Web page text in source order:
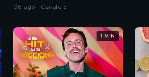
06 ago | Canale 5
1 MIN